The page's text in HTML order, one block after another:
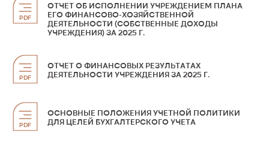
КОНТАКТЫ
PDF
ОТЧЕТ ОБ ИСПОЛНЕНИИ УЧРЕЖДЕНИЕМ ПЛАНА
ЕГО ФИНАНСОВО-ХОЗЯЙСТВЕННОЙ
ДЕЯТЕЛЬНОСТИ (СОБСТВЕННЫЕ ДОХОДЫ
УЧРЕЖДЕНИЯ) ЗА 2025 Г.
PDF
ОТЧЕТ О ФИНАНСОВЫХ РЕЗУЛЬТАТАХ
ДЕЯТЕЛЬНОСТИ УЧРЕЖДЕНИЯ ЗА 2025 Г.
PDF
ОСНОВНЫЕ ПОЛОЖЕНИЯ УЧЕТНОЙ ПОЛИТИКИ
ДЛЯ ЦЕЛЕЙ БУХГАЛТЕРСКОГО УЧЕТА